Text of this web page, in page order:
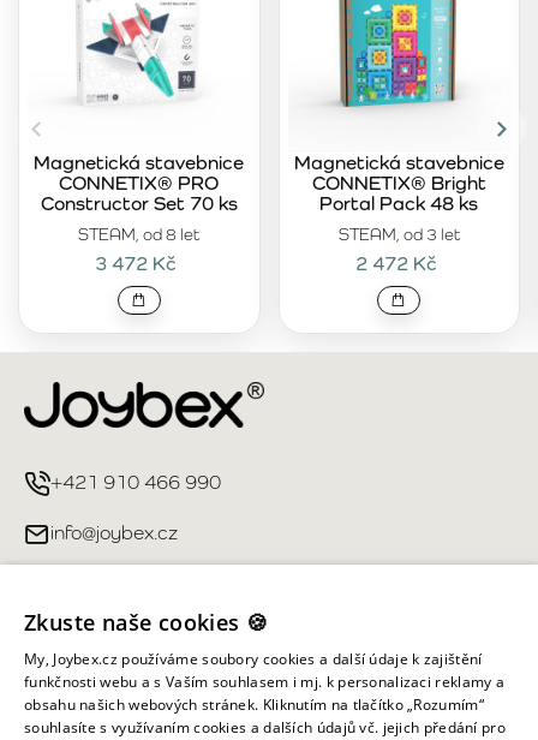
STEAM, od 8 let
Magnetická stavebnice
CONNETIX® PRO
Constructor Set 70 ks
3 472 Kč
STEAM, od 3 let
Magnetická stavebnice
CONNETIX® Bright
Portal Pack 48 ks
2 472 Kč
+421 910 466 990
info@joybex.cz
Můj účet
Informace obchodu
Zkuste naše cookies 🍪
My, Joybex.cz používáme soubory cookies a další údaje k zajištění
funkčnosti webu a s Vaším souhlasem i mj. k personalizaci reklamy a
obsahu našich webových stránek. Kliknutím na tlačítko „Rozumím“
souhlasíte s využívaním cookies a dalších údajů vč. jejich předání pro